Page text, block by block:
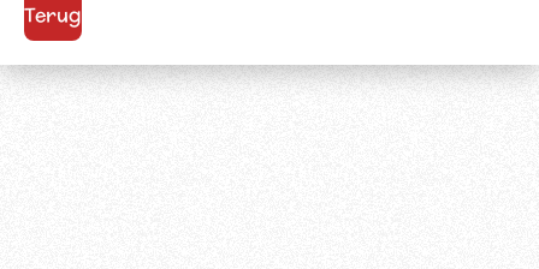
Terug